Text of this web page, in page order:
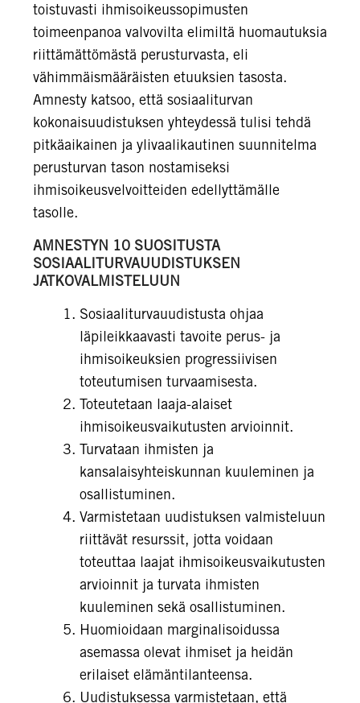
toistuvasti ihmisoikeussopimusten
toimeenpanoa valvovilta elimiltä huomautuksia
riittämättömästä perusturvasta, eli
vähimmäismääräisten etuuksien tasosta.
Amnesty katsoo, että sosiaaliturvan
kokonaisuudistuksen yhteydessä tulisi tehdä
pitkäaikainen ja ylivaalikautinen suunnitelma
perusturvan tason nostamiseksi
ihmisoikeusvelvoitteiden edellyttämälle
tasolle.
AMNESTYN 10 SUOSITUSTA
SOSIAALITURVAUUDISTUKSEN
JATKOVALMISTELUUN
Sosiaaliturvauudistusta ohjaa
läpileikkaavasti tavoite perus- ja
ihmisoikeuksien progressiivisen
toteutumisen turvaamisesta.
Toteutetaan laaja-alaiset
ihmisoikeusvaikutusten arvioinnit.
Turvataan ihmisten ja
kansalaisyhteiskunnan kuuleminen ja
osallistuminen.
Varmistetaan uudistuksen valmisteluun
riittävät resurssit, jotta voidaan
toteuttaa laajat ihmisoikeusvaikutusten
arvioinnit ja turvata ihmisten
kuuleminen sekä osallistuminen.
Huomioidaan marginalisoidussa
asemassa olevat ihmiset ja heidän
erilaiset elämäntilanteensa.
Uudistuksessa varmistetaan, että